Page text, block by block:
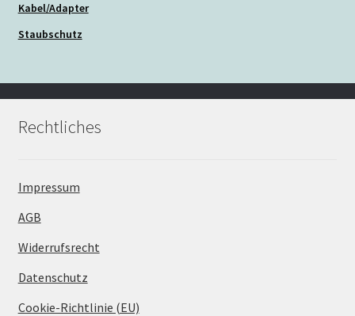
Kabel/Adapter
Staubschutz
Rechtliches
Impressum
AGB
Widerrufsrecht
Datenschutz
Cookie-Richtlinie (EU)